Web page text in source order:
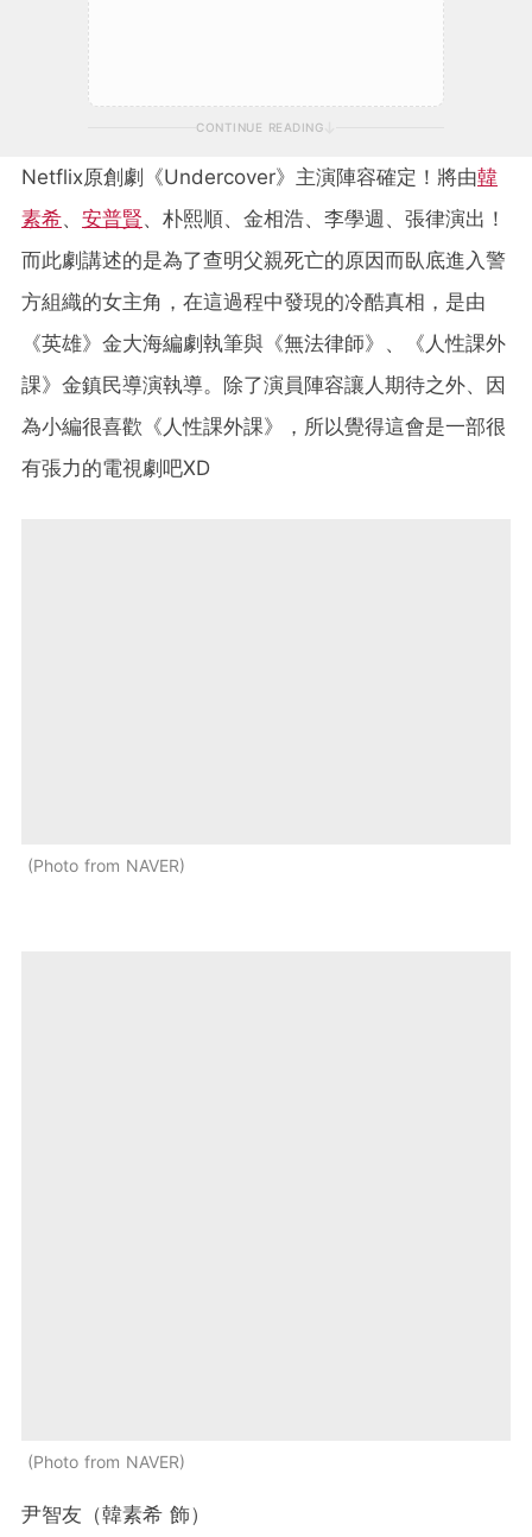
CONTINUE READING
Netflix原創劇《Undercover》主演陣容確定！將由韓
素希、 安普賢、朴熙順、金相浩、李學週、張律演出！
而此劇講述的是為了查明父親死亡的原因而臥底進入警
方組織的女主角，在這過程中發現的冷酷真相，是由
《英雄》金大海編劇執筆與《無法律師》、《人性課外
課》金鎮民導演執導。除了演員陣容讓人期待之外、因
為小編很喜歡《人性課外課》，所以覺得這會是一部很
有張力的電視劇吧XD
Photo from NAVER
Photo from NAVER
尹智友（韓素希 飾）